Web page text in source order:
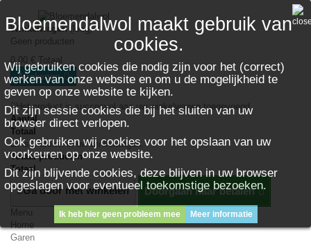
Winkelwagen (leeg)
Geen producten
0,00 € Totaal
Afrekenen
Het product is succesvol aan uw winkelwagen toegevoegd
Aantal
Totaal
Er is 1 artikel in uw winkelwagen.
Totaal producten
Totaal
Ga door met winkelen Doorgaan naar betalen
Menu
Home
Garen
Bloemendalwol maakt gebruik van
cookies.
Wij gebruiken cookies die nodig zijn voor het (correct)
werken van onze website en om u de mogelijkheid te
geven op onze website te kijken.
Dit zijn sessie cookies die bij het sluiten van uw
browser direct verlopen.
Ook gebruiken wij cookies voor het opslaan van uw
voorkeuren op onze website.
Dit zijn blijvende cookies, deze blijven in uw browser
opgeslagen voor eventueel toekomstige bezoeken.
Ik heb hier geen probleem mee Meer informatie